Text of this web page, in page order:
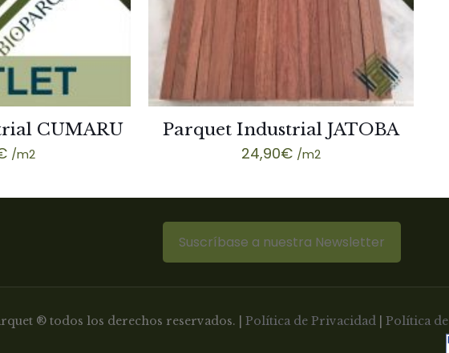
CUMARU
/m2
Parquet Industrial JATOBA
24,90€ /m2
Suscríbase a nuestra Newsletter
® todos los derechos reservados. | Política de Privacidad Política